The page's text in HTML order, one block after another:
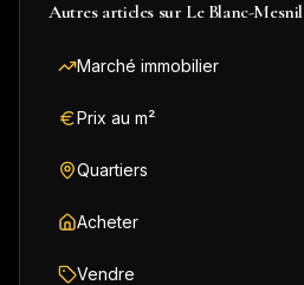
Autres articles sur Le Blanc-Mesnil
Marché immobilier
Prix au m²
Quartiers
Acheter
Vendre